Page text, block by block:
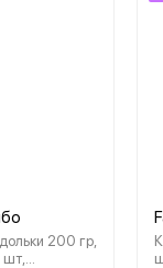
200 гр,
шт,